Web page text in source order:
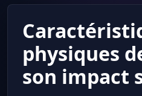
physiques
son impact